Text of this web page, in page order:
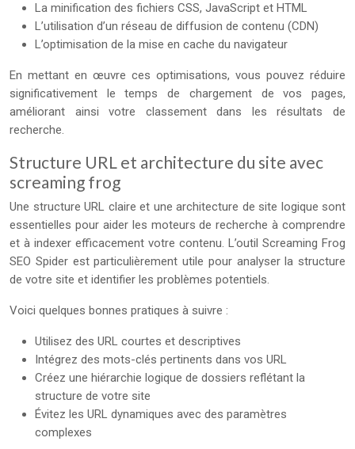
La minification des fichiers CSS, JavaScript et HTML
L’utilisation d’un réseau de diffusion de contenu (CDN)
L’optimisation de la mise en cache du navigateur
En mettant en œuvre ces optimisations, vous pouvez réduire
significativement le temps de chargement de vos pages,
améliorant ainsi votre classement dans les résultats de
recherche.
Structure URL et architecture du site avec
screaming frog
Une structure URL claire et une architecture de site logique sont
essentielles pour aider les moteurs de recherche à comprendre
et à indexer efficacement votre contenu. L’outil Screaming Frog
SEO Spider est particulièrement utile pour analyser la structure
de votre site et identifier les problèmes potentiels.
Voici quelques bonnes pratiques à suivre :
Utilisez des URL courtes et descriptives
Intégrez des mots-clés pertinents dans vos URL
Créez une hiérarchie logique de dossiers reflétant la
structure de votre site
Évitez les URL dynamiques avec des paramètres
complexes